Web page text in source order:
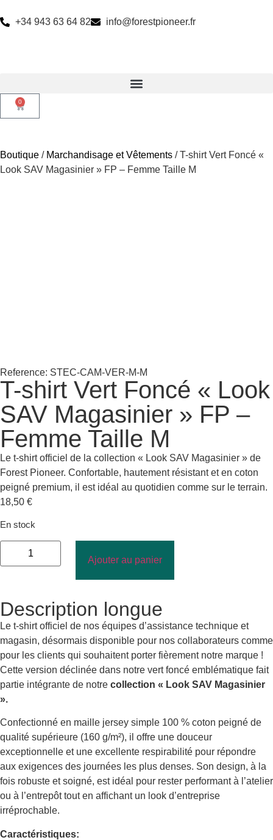
+34 943 63 64 82 info@forestpioneer.fr
0
Boutique / Marchandisage et Vêtements / T-shirt Vert Foncé «
Look SAV Magasinier » FP – Femme Taille M
Reference: STEC-CAM-VER-M-M
T-shirt Vert Foncé « Look
SAV Magasinier » FP –
Femme Taille M
Le t-shirt officiel de la collection « Look SAV Magasinier » de
Forest Pioneer. Confortable, hautement résistant et en coton
peigné premium, il est idéal au quotidien comme sur le terrain.
18,50 €
En stock
Ajouter au panier
Description longue
Le t-shirt officiel de nos équipes d’assistance technique et
magasin, désormais disponible pour nos collaborateurs comme
pour les clients qui souhaitent porter fièrement notre marque !
Cette version déclinée dans notre vert foncé emblématique fait
partie intégrante de notre collection « Look SAV Magasinier
».
Confectionné en maille jersey simple 100 % coton peigné de
qualité supérieure (160 g/m²), il offre une douceur
exceptionnelle et une excellente respirabilité pour répondre
aux exigences des journées les plus denses. Son design, à la
fois robuste et soigné, est idéal pour rester performant à l’atelier
ou à l’entrepôt tout en affichant un look d’entreprise
irréprochable.
Caractéristiques: